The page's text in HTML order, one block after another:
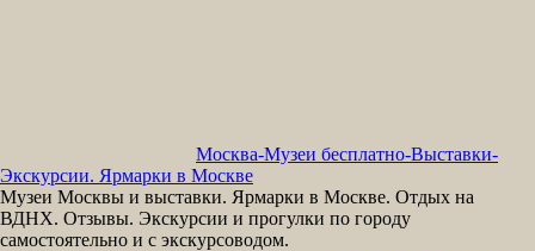
Москва-Музеи бесплатно-Выставки-
Экскурсии. Ярмарки в Москве
Музеи Москвы и выставки. Ярмарки в Москве. Отдых на
ВДНХ. Отзывы. Экскурсии и прогулки по городу
самостоятельно и с экскурсоводом.